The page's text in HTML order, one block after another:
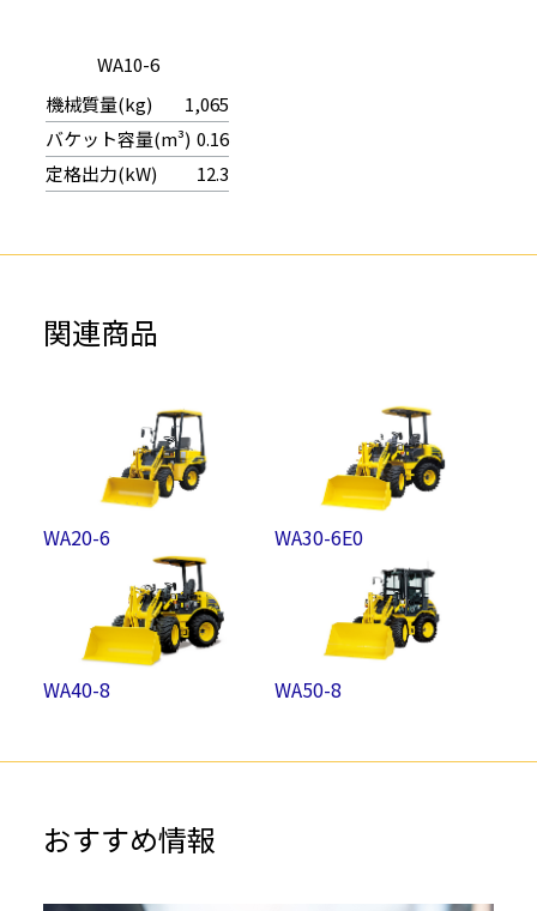
WA10-6
1,065
0.16
12.3
関連商品
WA20-6 WA30-6E0
WA40-8 WA50-8
おすすめ情報